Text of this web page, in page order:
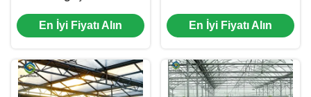
Duruma Dirençli
En İyi Fiyatı Alın
düşük bakımlı ticari cam
sera
En İyi Fiyatı Alın